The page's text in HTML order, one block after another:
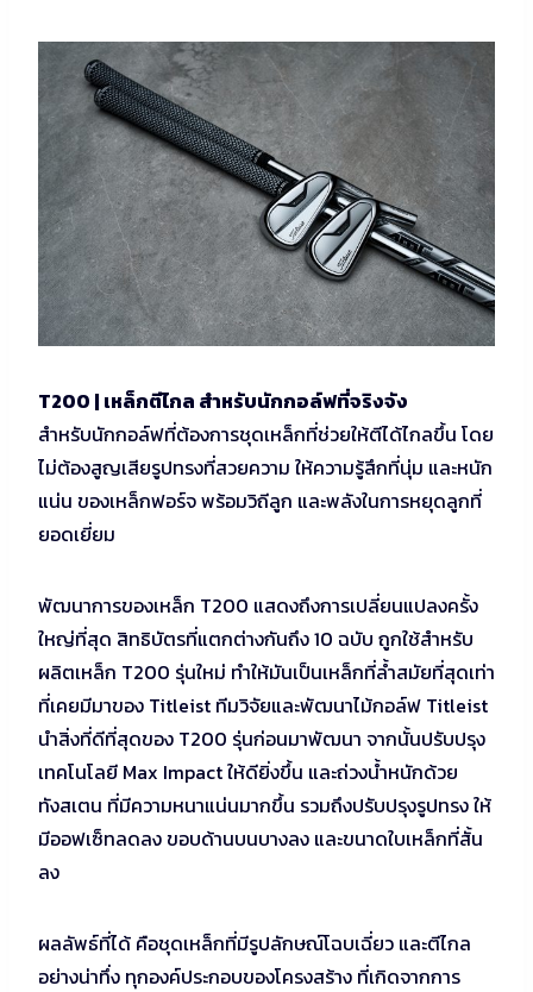
T200 | เหล็กตีไกล สำหรับนักกอล์ฟที่จริงจัง
สำหรับนักกอล์ฟที่ต้องการชุดเหล็กที่ช่วยให้ตีได้ไกลขึ้น โดย
ไม่ต้องสูญเสียรูปทรงที่สวยความ ให้ความรู้สึกที่นุ่ม และหนัก
แน่น ของเหล็กฟอร์จ พร้อมวิถีลูก และพลังในการหยุดลูกที่
ยอดเยี่ยม
พัฒนาการของเหล็ก T200 แสดงถึงการเปลี่ยนแปลงครั้ง
ใหญ่ที่สุด สิทธิบัตรที่แตกต่างกันถึง 10 ฉบับ ถูกใช้สำหรับ
ผลิตเหล็ก T200 รุ่นใหม่ ทำให้มันเป็นเหล็กที่ล้ำสมัยที่สุดเท่า
ที่เคยมีมาของ Titleist ทีมวิจัยและพัฒนาไม้กอล์ฟ Titleist
นำสิ่งที่ดีที่สุดของ T200 รุ่นก่อนมาพัฒนา จากนั้นปรับปรุง
เทคโนโลยี Max Impact ให้ดียิ่งขึ้น และถ่วงน้ำหนักด้วย
ทังสเตน ที่มีความหนาแน่นมากขึ้น รวมถึงปรับปรุงรูปทรง ให้
มีออฟเซ็ทลดลง ขอบด้านบนบางลง และขนาดใบเหล็กที่สั้น
ลง
ผลลัพธ์ที่ได้ คือชุดเหล็กที่มีรูปลักษณ์โฉบเฉี่ยว และตีไกล
อย่างน่าทึ่ง ทุกองค์ประกอบของโครงสร้าง ที่เกิดจากการ